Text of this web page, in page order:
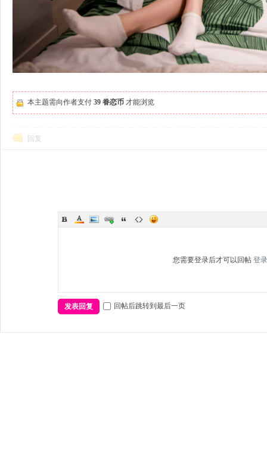
本主题需向作者支付 39 眷恋币 才能浏览
回复
您需要登录后才可以回帖 登录
发表回复 回帖后跳转到最后一页